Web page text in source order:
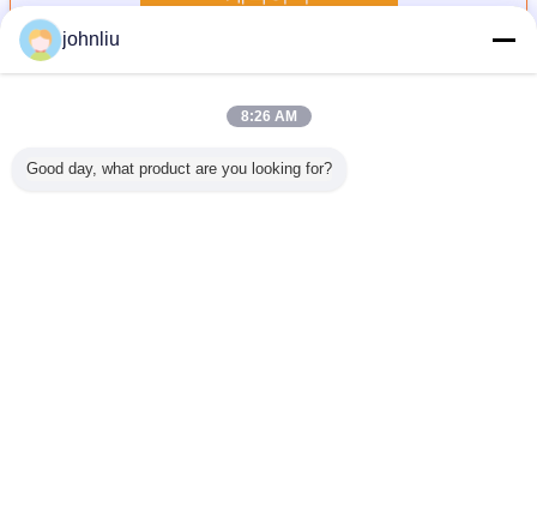
더 많은 것
johnliu
8:26 AM
Good day, what product are you looking for?